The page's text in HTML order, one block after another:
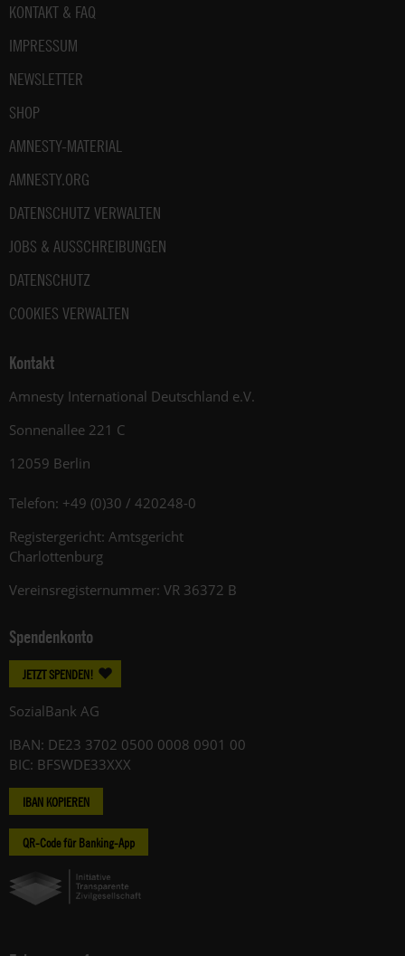
Fußbereich
KONTAKT & FAQ
IMPRESSUM
NEWSLETTER
SHOP
AMNESTY-MATERIAL
AMNESTY.ORG
DATENSCHUTZ VERWALTEN
JOBS & AUSSCHREIBUNGEN
DATENSCHUTZ
COOKIES VERWALTEN
Kontakt
Amnesty International Deutschland e.V.
Sonnenallee 221 C
12059 Berlin
Telefon: +49 (0)30 / 420248-0
Registergericht: Amtsgericht
Charlottenburg
Vereinsregisternummer: VR 36372 B
Spendenkonto
JETZT SPENDEN!
SozialBank AG
IBAN: DE23 3702 0500 0008 0901 00
BIC: BFSWDE33XXX
IBAN KOPIEREN
QR-Code für Banking-App